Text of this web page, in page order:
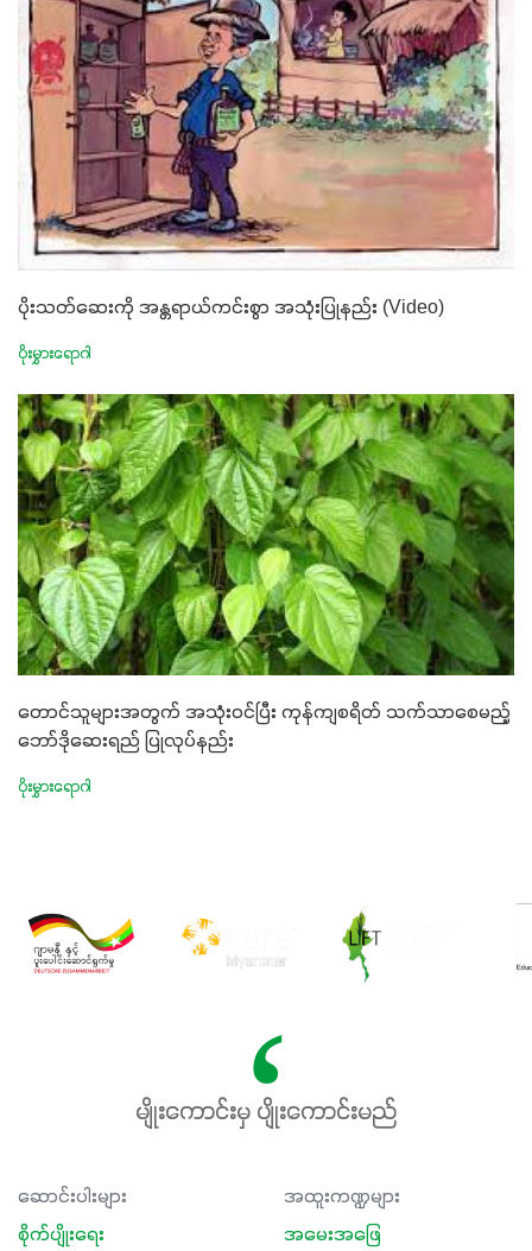
ပိုးသတ်ဆေးကို အန္တရာယ်ကင်းစွာ အသုံးပြုနည်း (Video)
ပိုးမွှားရောဂါ
တောင်သူများအတွက် အသုံးဝင်ပြီး ကုန်ကျစရိတ် သက်သာစေမည့်
ဘော်ဒိုဆေးရည် ပြုလုပ်နည်း
ပိုးမွှားရောဂါ
မျိုးကောင်းမှ ပျိုးကောင်းမည်
ဆောင်းပါးများ
စိုက်ပျိုးရေး
အထူးကဏ္ဍများ
အမေးအဖြေ